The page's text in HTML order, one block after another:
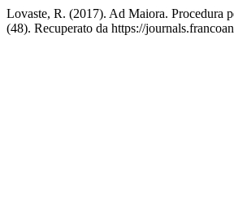
Lovaste, R. (2017). Ad Maiora. Procedura
(48). Recuperato da https://